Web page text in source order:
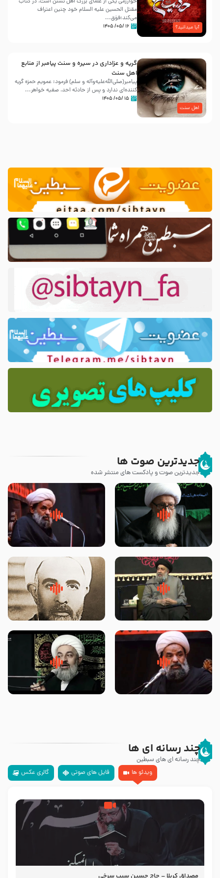
آیا میدانید؟
مقتل الحسین علیه ‌السلام خود چنین اعتراف
می‌کند:فوَق...
۱۶ /۰۵/ ۱۴۰۵
اهل سنت
گریه و عزاداری در سیره و سنت پیامبر از منابع
اهل سنت
پیامبر(صلی‌الله‌علیه‌وآله و سلم) فرمود: عمویم حمزه گریه
کننده‌ای ندارد و پس از حادثه احد، صفیه خواهر...
۱۵ /۰۵/ ۱۴۰۵
جدیدترین صوت ها
جدیدترین صوت و پادکست های منتشر شده
زوّار اربعین امام حسین (علیه
السلام) با این اشتیاق به زیارت
روضه جانسوز پاره های جگر امام
حسن مجتبی علیه السلام-حجت
لقب حضرت رقیه سلام الله علیها به
چه معناست – حجت الاسلام علوی
روضه‌ی مجلس یزید ملعون و
اسارت اهل‌بیت علیهم‌السلام –
محدث زاده
سلام جوانی که امام حسین علیه
السلام خودش جوابش را دادند
زیارتی که اسباب رزق زیاد و عمر
طولانی است حجت السلام حسین
چند رسانه ای ها
چند رسانه ای های سبطین
ویدئو ها
فایل های صوتی گالری عکس
مصداق کربلا – حاج حسین سیب سرخی